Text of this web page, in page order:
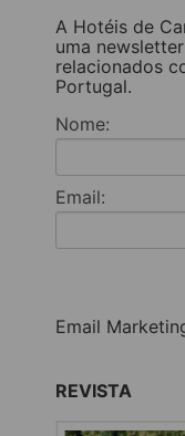
A Hotéis de
uma
relacionados
Portugal.
Nome:
Email:
Email
REVISTA